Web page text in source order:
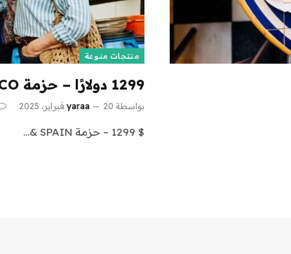
منتجات منوعة
1299 دولارًا – حزمة SPAIN & MAROCCO مع الرحلات الجوية
بواسطة yaraa 20 فبراير، 2025
$ 1299 – حزمة SPAIN &…